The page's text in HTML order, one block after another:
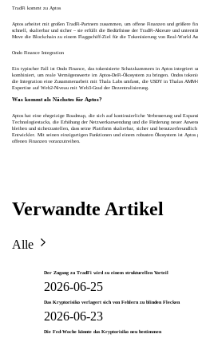
TradFi kommt zu Aptos
Aptos arbeitet mit großen TradFi-Partnern zusammen, um offene Finanzen und
schnell, skalierbar und sicher – sie erfüllt die Bedürfnisse der TradFi-Akteure und
Move die Blockchain zu einem Flaggschiff-Ziel für die Tokenisierung von Real-World
Ondo Finance Integration
Ein typischer Fall ist Ondo Finance, das tokenisierte Schatzkammern in Aptos
kombiniert, um reale Vermögenswerte im Aptos-DeFi-Ökosystem zu bringen. Ondos
die Integration eine Zusammenarbeit mit Thala Labs umfasst, die USDY in Thalas
Expertise auf Web2-Niveau mit Web3-Grad der Dezentralisierung.
Was kommt als Nächstes für Aptos?
Aptos hat eine ehrgeizige Roadmap, die sich auf kontinuierliche Verbesserung und
Technologiestacks, die Erhöhung der Netzwerkanwendung und die Förderung neuer
bleiben und sicherzustellen, dass seine Plattform skalierbar, sicher und
Entwickler. Mit seinen einzigartigen Funktionen und einem robusten Ökosystem ist
offenen Finanzen voranzutreiben.
Verwandte Artikel
Alle
Der Zugang zu TradFi wird zu einem strukturellen Vorteil
2026-06-25
Das Kryptorisiko verlagert sich von Fehlern zu blinden Flecken
2026-06-23
Die Fed-Woche könnte das Kryptorisiko neu bestimmen